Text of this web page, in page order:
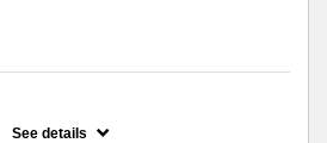
See details